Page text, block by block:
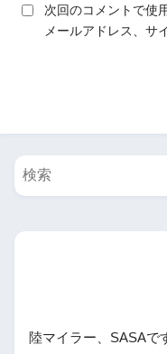
次回のコメントで使
メールアドレス、サ
陸マイラー、SASAで